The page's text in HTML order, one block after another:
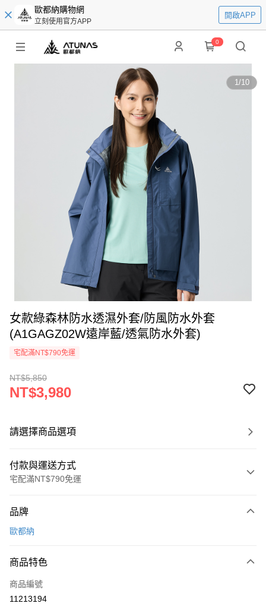
歐都納購物網
立刻使用官方APP
開啟APP
0
1/10
女款綠森林防水透濕外套/防風防水外套
(A1GAGZ02W遠岸藍/透氣防水外套)
宅配滿NT$790免運
NT$5,850
NT$3,980
請選擇商品選項
付款與運送方式
宅配滿NT$790免運
信用卡一次付款
3 期 0 利率 每期
合作金庫商業銀行
上海商業儲蓄銀行
合作金庫商業銀行
LINE Pay
品牌
歐都納
商品特色
商品編號
11213194